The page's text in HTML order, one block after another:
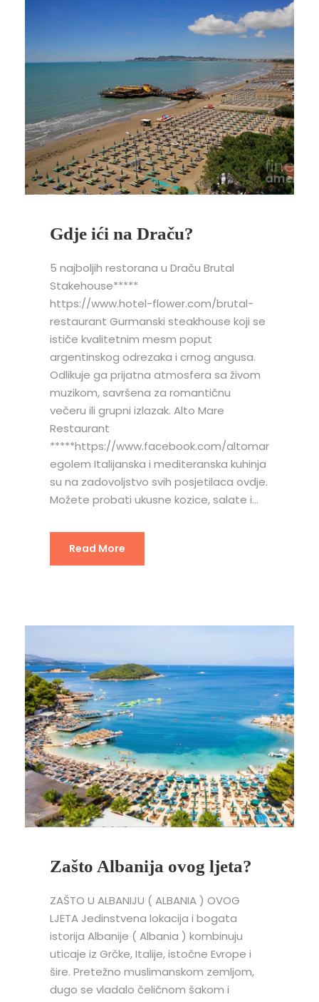
Gdje ići na Draču?
5 najboljih restorana u Draču Brutal
Stakehouse*****
https://www.hotel-flower.com/brutal-
restaurant Gurmanski steakhouse koji se
ističe kvalitetnim mesm poput
argentinskog odrezaka i crnog angusa.
Odlikuje ga prijatna atmosfera sa živom
muzikom, savršena za romantičnu
večeru ili grupni izlazak. Alto Mare
Restaurant
*****https://www.facebook.com/altomar
egolem Italijanska i mediteranska kuhinja
su na zadovoljstvo svih posjetilaca ovdje.
Možete probati ukusne kozice, salate i...
Read More
Zašto Albanija ovog ljeta?
ZAŠTO U ALBANIJU ( ALBANIA ) OVOG
LJETA Jedinstvena lokacija i bogata
istorija Albanije ( Albania ) kombinuju
uticaje iz Grčke, Italije, istočne Evrope i
šire. Pretežno muslimanskom zemljom,
dugo se vladalo čeličnom šakom i